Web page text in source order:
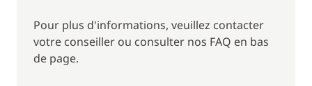
Aujourd'hui, vous disposez de votre journée pour
naviguer où bon vous semble. De Fiskardo, vous
pouvez longer la côte jusqu'au sud de l'île en faisant
Pour plus d'informations, veuillez contacter
votre conseiller ou consulter nos FAQ en bas
de page.